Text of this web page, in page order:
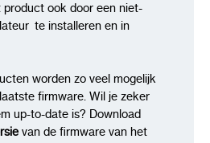
product ook door een niet-
te installeren en in
worden zo veel mogelijk
firmware. Wil je zeker
up-to-date is? Download
van de firmware van het